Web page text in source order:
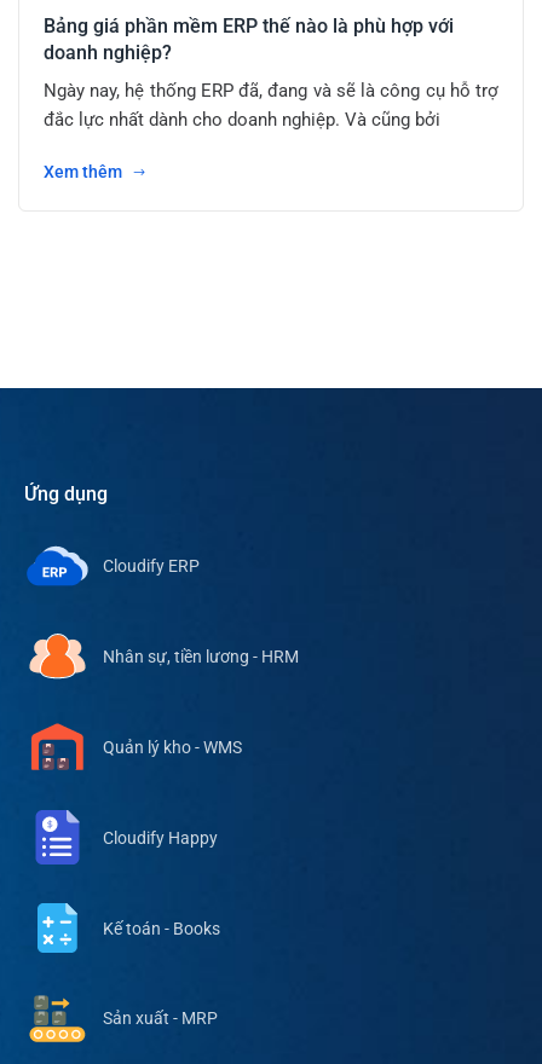
Bảng giá phần mềm ERP thế nào là phù hợp với
doanh nghiệp?
Ngày nay, hệ thống ERP đã, đang và sẽ là công cụ hỗ trợ
đắc lực nhất dành cho doanh nghiệp. Và cũng bởi
Xem thêm
Ứng dụng
Cloudify ERP
Nhân sự, tiền lương - HRM
Quản lý kho - WMS
Cloudify Happy
Kế toán - Books
Sản xuất - MRP